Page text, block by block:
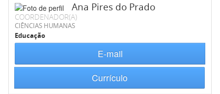
Ana Pires do Prado
COORDENADOR(A)
CIÊNCIAS HUMANAS
Educação
E-mail
Currículo